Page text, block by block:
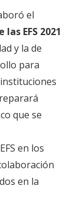
el
EFS 2021
y la de
para
que se
en los
en la